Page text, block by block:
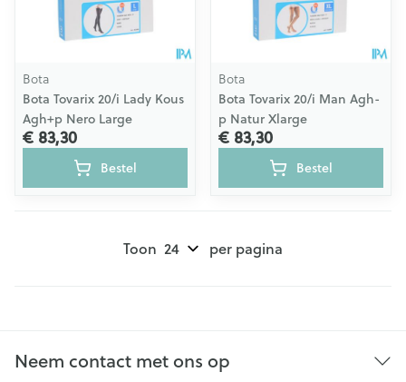
Bota
Bota Tovarix 20/i Lady Kous
Agh+p Nero Large
€ 83,30
Bestel
Bota
Bota Tovarix 20/i Man Agh-
p Natur Xlarge
€ 83,30
Bestel
Toon per pagina
Neem contact met ons op